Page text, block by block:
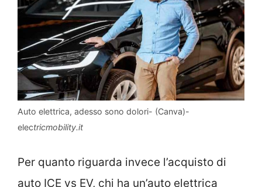
Auto elettrica, adesso sono dolori- (Canva)-
electricmobility.it
Per quanto riguarda invece l’acquisto di
auto ICE vs EV, chi ha un’auto elettrica